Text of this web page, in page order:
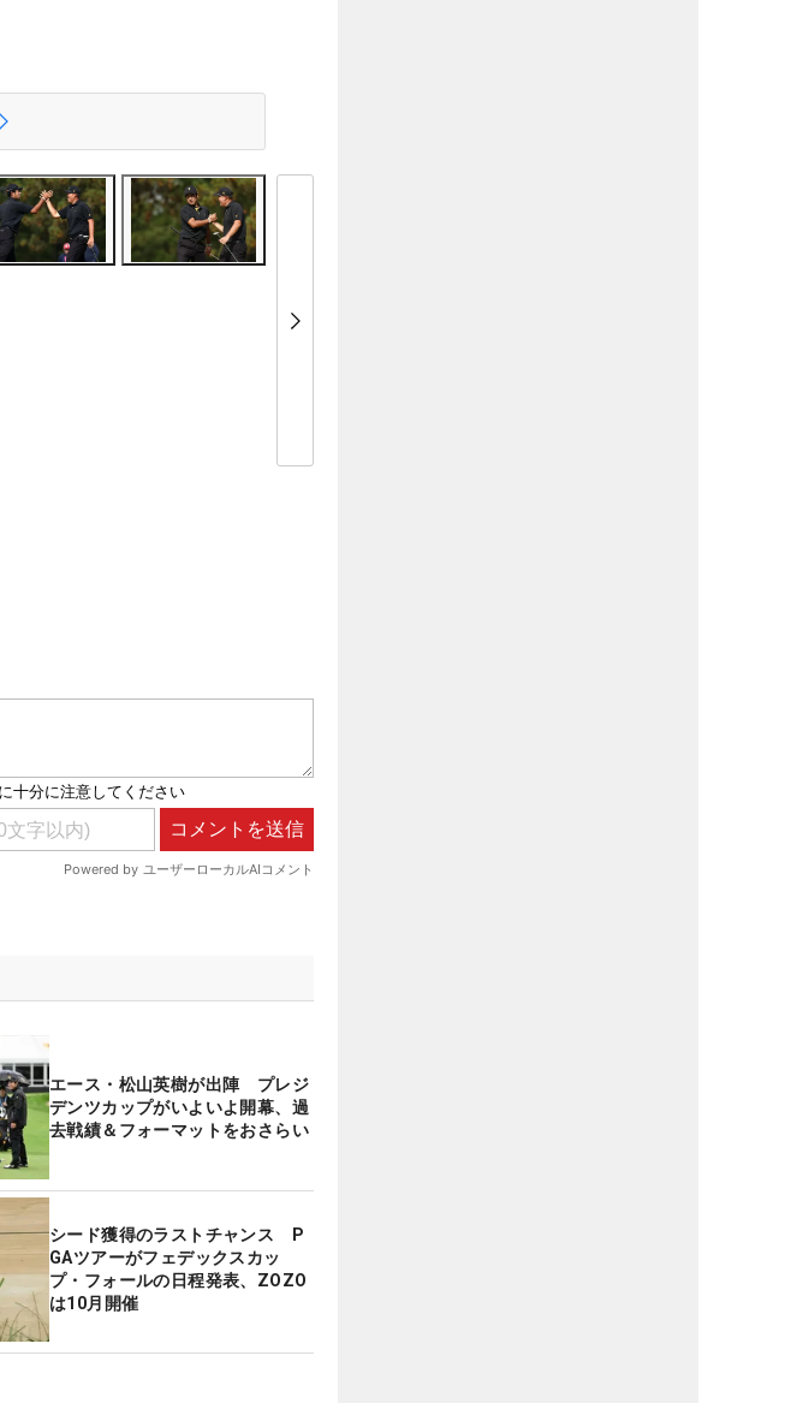
エース・松山英樹が出陣 プレジ
デンツカップがいよいよ開幕、過
去戦績＆フォーマットをおさらい
シード獲得のラストチャンス P
GAツアーがフェデックスカッ
プ・フォールの日程発表、ZOZO
は10月開催